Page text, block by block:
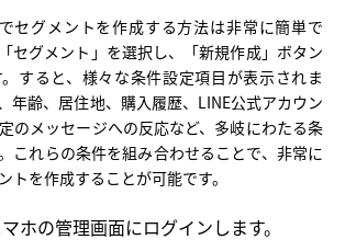
セグメントを作成する方法は非常に簡単で
セグメント」を選択し、「新規作成」ボタン
すると、様々な条件設定項目が表示されま
年齢、居住地、購入履歴、LINE公式アカウン
のメッセージへの反応など、多岐にわたる条
これらの条件を組み合わせることで、非常に
トを作成することが可能です。
ホの管理画面にログインします。